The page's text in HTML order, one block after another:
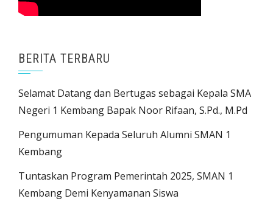
BERITA TERBARU
Selamat Datang dan Bertugas sebagai Kepala SMA
Negeri 1 Kembang Bapak Noor Rifaan, S.Pd., M.Pd
Pengumuman Kepada Seluruh Alumni SMAN 1
Kembang
Tuntaskan Program Pemerintah 2025, SMAN 1
Kembang Demi Kenyamanan Siswa